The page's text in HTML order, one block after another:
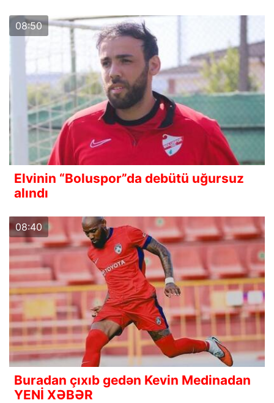
08:50
Elvinin “Boluspor”da debütü uğursuz
alındı
08:40
Buradan çıxıb gedən Kevin Medinadan
YENİ XƏBƏR